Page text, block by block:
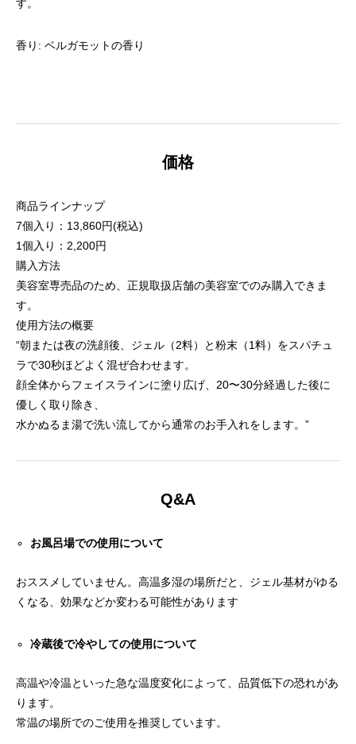
す。
香り: ベルガモットの香り
価格
商品ラインナップ
7個入り：13,860円(税込)
1個入り：2,200円
購入方法
美容室専売品のため、正規取扱店舗の美容室でのみ購入できま
す。
使用方法の概要
“朝または夜の洗顔後、ジェル（2料）と粉末（1料）をスパチュ
ラで30秒ほどよく混ぜ合わせます。
顔全体からフェイスラインに塗り広げ、20〜30分経過した後に
優しく取り除き、
水かぬるま湯で洗い流してから通常のお手入れをします。”
Q&A
お風呂場での使用について
おススメしていません。高温多湿の場所だと、ジェル基材がゆる
くなる、効果などか変わる可能性があります
冷蔵後で冷やしての使用について
高温や冷温といった急な温度変化によって、品質低下の恐れがあ
ります。
常温の場所でのご使用を推奨しています。